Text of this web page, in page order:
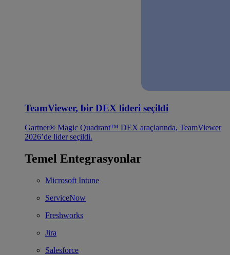
TeamViewer, bir DEX lideri seçildi
Gartner® Magic Quadrant™ DEX araçlarında, TeamViewer
2026’de lider seçildi.
Temel Entegrasyonlar
Microsoft Intune
ServiceNow
Freshworks
Jira
Salesforce